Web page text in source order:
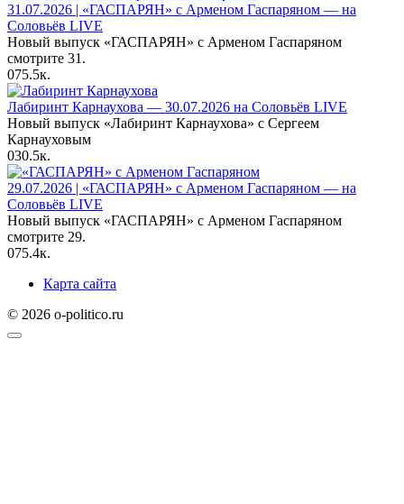
31.07.2026 | «ГАСПАРЯН» с Арменом Гаспаряном — на
Соловьёв LIVE
Новый выпуск «ГАСПАРЯН» с Арменом Гаспаряном
смотрите 31.
075.5к.
Лабиринт Карнаухова — 30.07.2026 на Соловьёв LIVE
Новый выпуск «Лабиринт Карнаухова» с Сергеем
Карнауховым
030.5к.
29.07.2026 | «ГАСПАРЯН» с Арменом Гаспаряном — на
Соловьёв LIVE
Новый выпуск «ГАСПАРЯН» с Арменом Гаспаряном
смотрите 29.
075.4к.
Карта сайта
© 2026 o-politico.ru